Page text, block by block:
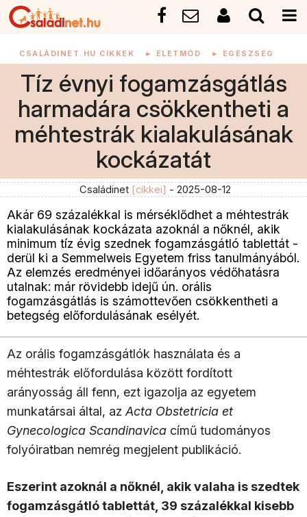
CSALÁDINET.HU CIKKEK ► ÉLETMÓD ► EGÉSZSÉG
Tíz évnyi fogamzásgátlás
harmadára csökkentheti a
méhtestrák kialakulásának
kockázatát
Családinet [cikkei] - 2025-08-12
Akár 69 százalékkal is mérséklődhet a méhtestrák
kialakulásának kockázata azoknál a nőknél, akik
minimum tíz évig szednek fogamzásgátló tablettát -
derül ki a Semmelweis Egyetem friss tanulmányából.
Az elemzés eredményei időarányos védőhatásra
utalnak: már rövidebb idejű ún. orális
fogamzásgátlás is számottevően csökkentheti a
betegség előfordulásának esélyét.
Az orális fogamzásgátlók használata és a
méhtestrák előfordulása között fordított
arányosság áll fenn, ezt igazolja az egyetem
munkatársai által, az Acta Obstetricia et
Gynecologica Scandinavica című tudományos
folyóiratban nemrég megjelent publikáció.
Eszerint azoknál a nőknél, akik valaha is szedtek
fogamzásgátló tablettát, 39 százalékkal kisebb